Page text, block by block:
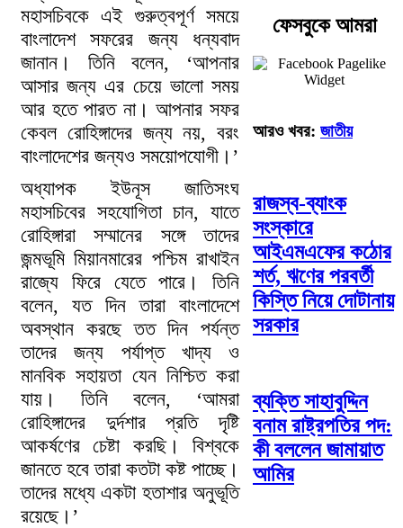
মহাসচিবকে এই গুরুত্বপূর্ণ সময়ে
বাংলাদেশ সফরের জন্য ধন্যবাদ
জানান। তিনি বলেন, ‘আপনার
আসার জন্য এর চেয়ে ভালো সময়
আর হতে পারত না। আপনার সফর
কেবল রোহিঙ্গাদের জন্য নয়, বরং
বাংলাদেশের জন্যও সময়োপযোগী।’
অধ্যাপক ইউনূস জাতিসংঘ
মহাসচিবের সহযোগিতা চান, যাতে
রোহিঙ্গারা সম্মানের সঙ্গে তাদের
জন্মভূমি মিয়ানমারের পশ্চিম রাখাইন
রাজ্যে ফিরে যেতে পারে। তিনি
বলেন, যত দিন তারা বাংলাদেশে
অবস্থান করছে তত দিন পর্যন্ত
তাদের জন্য পর্যাপ্ত খাদ্য ও
মানবিক সহায়তা যেন নিশ্চিত করা
যায়। তিনি বলেন, ‘আমরা
রোহিঙ্গাদের দুর্দশার প্রতি দৃষ্টি
আকর্ষণের চেষ্টা করছি। বিশ্বকে
জানতে হবে তারা কতটা কষ্ট পাচ্ছে।
তাদের মধ্যে একটা হতাশার অনুভূতি
রয়েছে।’
ফেসবুকে আমরা
আরও খবর: জাতীয়
রাজস্ব-ব্যাংক
সংস্কারে
আইএমএফের কঠোর
শর্ত, ঋণের পরবর্তী
কিস্তি নিয়ে দোটানায়
সরকার
ব্যক্তি সাহাবুদ্দিন
বনাম রাষ্ট্রপতির পদ:
কী বললেন জামায়াত
আমির